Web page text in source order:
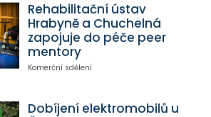
Rehabilitační ústav
Hrabyně a Chuchelná
zapojuje do péče peer
mentory
Komerční sdělení
Dobíjení elektromobilů u